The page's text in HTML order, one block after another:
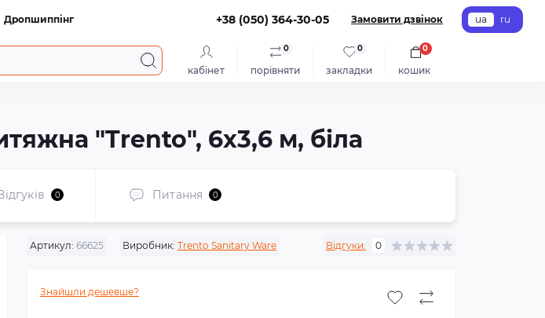
Дропшиппінг +38 (050) 364-30-05 Замовити дзвінок ua ru
кабінет порівняти
0
закладки
0
кошик
0
"Trento", 6х3,6 м, біла
0 Питання 0
Артикул: 66625 Виробник: Trento Sanitary Ware Відгуки: 0
Знайшли дешевше?